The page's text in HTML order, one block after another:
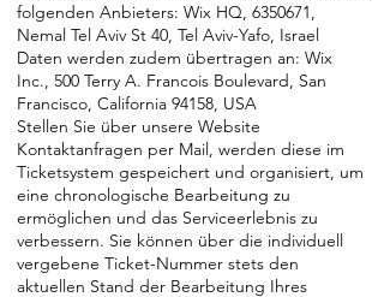
folgenden Anbieters: Wix HQ, 6350671,
Nemal Tel Aviv St 40, Tel Aviv-Yafo, Israel
Daten werden zudem übertragen an: Wix
Inc., 500 Terry A. Francois Boulevard, San
Francisco, California 94158, USA
Stellen Sie über unsere Website
Kontaktanfragen per Mail, werden diese im
Ticketsystem gespeichert und organisiert, um
eine chronologische Bearbeitung zu
ermöglichen und das Serviceerlebnis zu
verbessern. Sie können über die individuell
vergebene Ticket-Nummer stets den
aktuellen Stand der Bearbeitung Ihres